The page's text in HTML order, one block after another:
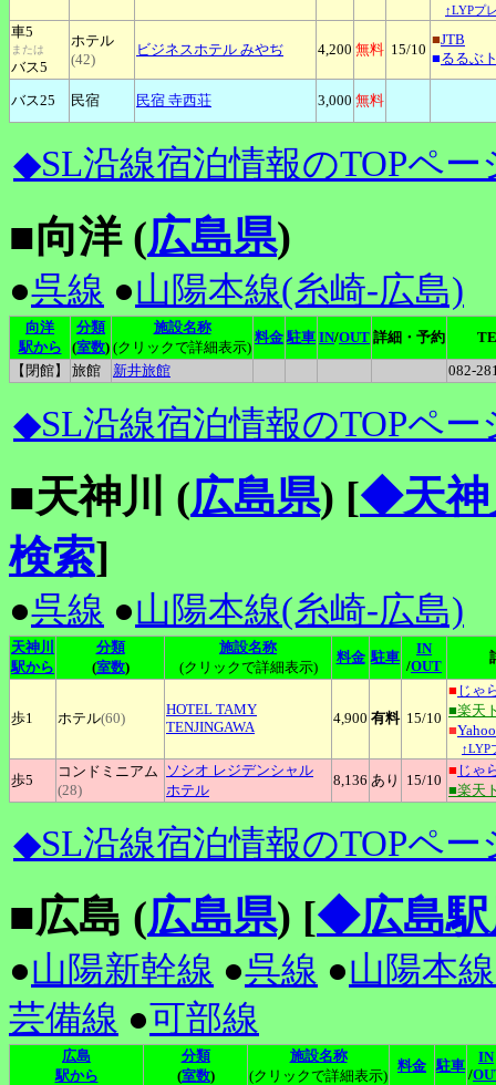
↑LYPプ
車5
または
バス5
ホテル
(42)
ビジネスホテル みやぢ 4,200 無料 15/10
■JTB
■るるぶ
バス25 民宿 民宿 寺西荘 3,000 無料
◆SL沿線宿泊情報のTOPペー
■向洋 (広島県)
●呉線 ●山陽本線(糸崎-広島)
向洋
駅から
分類
(室数)
施設名称
(クリックで詳細表示)
料金 駐車 IN/OUT 詳細・予約
【閉館】
旅館 新井旅館 082-
◆SL沿線宿泊情報のTOPペー
■天神川 (広島県) [◆天神
検索]
●呉線 ●山陽本線(糸崎-広島)
天神川
駅から
分類
(室数)
施設名称
(クリックで詳細表示)
料金 駐車
IN
/OUT
歩1 ホテル(60)
HOTEL TAMY
TENJINGAWA
4,900 有料 15/10
■ じゃ
■楽天
■
↑LYP
歩5
コンドミニアム
(28)
ソシオ レジデンシャル
ホテル
8,136 あり 15/10
■ じゃ
■楽天
◆SL沿線宿泊情報のTOPペー
■広島 (広島県) [◆広島駅
●山陽新幹線 ●呉線 ●山陽本
芸備線 ●可部線
広島
駅から
分類
(室数)
施設名称
(クリックで詳細表示)
料金 駐車
IN
/